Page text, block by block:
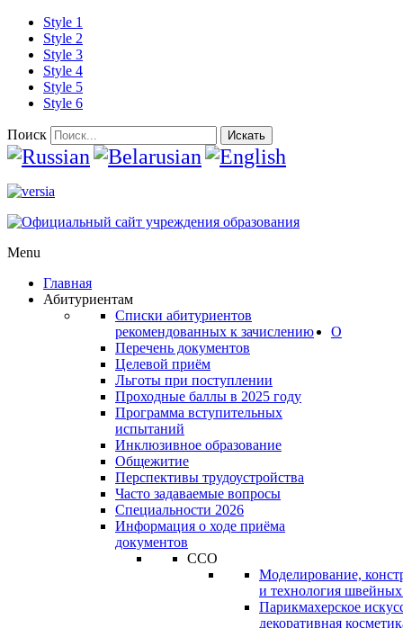
Style 1
Style 2
Style 3
Style 4
Style 5
Style 6
Поиск Искать
Menu
Главная
Абитуриентам
Списки абитуриентов
рекомендованных к зачислению
Перечень документов
Целевой приём
Льготы при поступлении
Проходные баллы в 2025 году
Программа вступительных
испытаний
Инклюзивное образование
Общежитие
Перспективы трудоустройства
Часто задаваемые вопросы
Специальности 2026
Информация о ходе приёма
документов
ССО
Моделирование,
и технология
Парикмахерское
декоративная
О